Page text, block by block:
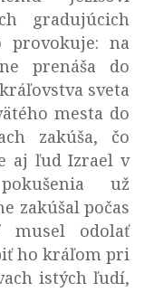
gradujúcich
provokuje: na
prenáša do
sveta
mesta do
zakúša, čo
aj ľud Izrael v
už
zakúšal počas
musel odolať
ho kráľom pri
istých ľudí,